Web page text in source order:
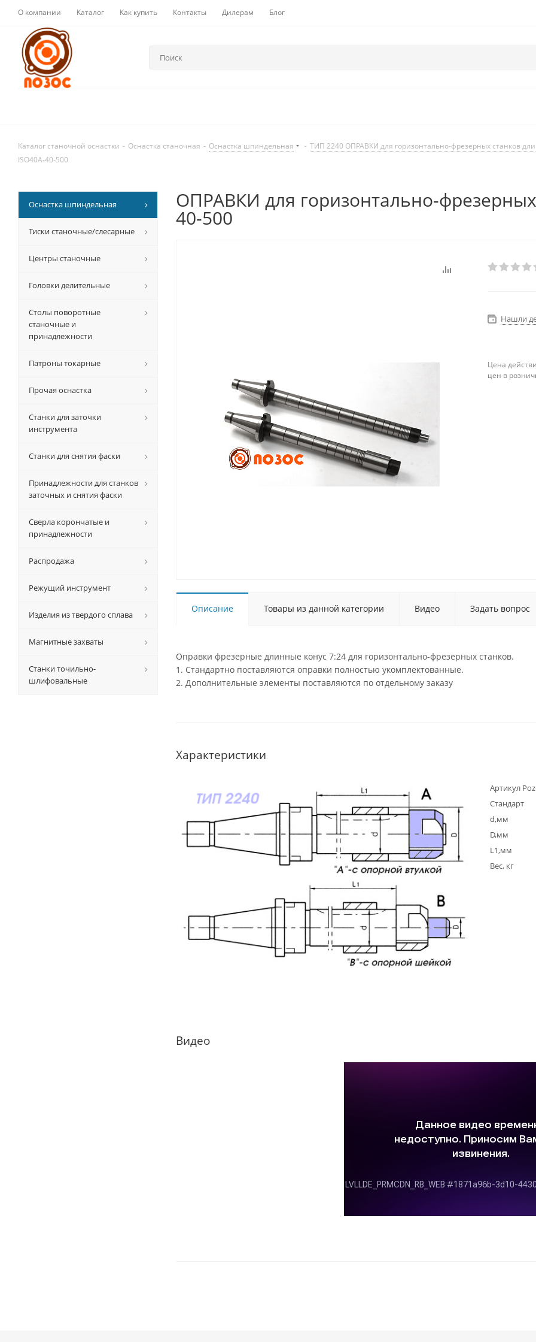
О компании Каталог Как купить Контакты Дилерам Блог
Каталог станочной оснастки - Оснастка станочная - Оснастка шпиндельная - ТИП 2240 ОПРАВКИ для горизонтально-фрезерных станков
ISO40A-40-500
ОПРАВКИ для горизонтально-
40-500
Нашли
Цена
цен в
Описание Товары из данной категории Видео Задать вопрос
Оправки фрезерные длинные конус 7:24 для горизонтально-фрезерных станков.
1. Стандартно поставляются оправки полностью укомплектованные.
2. Дополнительные элементы поставляются по отдельному заказу
Характеристики
Артикул
Стандарт
d,мм
D,мм
L1,мм
Вес, кг
Видео
Оснастка шпиндельная
Тиски станочные/слесарные
Центры станочные
Головки делительные
Столы поворотные
станочные и
принадлежности
Патроны токарные
Прочая оснастка
Станки для заточки
инструмента
Станки для снятия фаски
Принадлежности для станков
заточных и снятия фаски
Сверла корончатые и
принадлежности
Распродажа
Режущий инструмент
Изделия из твердого сплава
Магнитные захваты
Станки точильно-
шлифовальные